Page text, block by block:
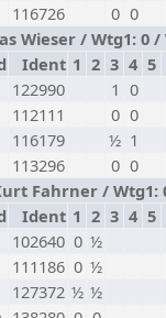
116726 0 0
Wieser / Wtg1: 0 /
Ident 1 2 3 4 5
122990 1 0
112111 0 0
116179 ½ 1
113296 0 0
Fahrner / Wtg1:
Ident 1 2 3 4 5
102640 0 ½
111186 0 ½
127372 ½ ½